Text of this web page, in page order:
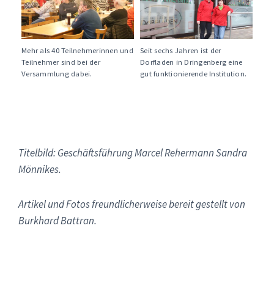
Mehr als 40 Teilnehmerinnen und
Teilnehmer sind bei der
Versammlung dabei.
Seit sechs Jahren ist der
Dorfladen in Dringenberg eine
gut funktionierende Institution.
Titelbild: Geschäftsführung Marcel Rehermann Sandra
Mönnikes.
Artikel und Fotos freundlicherweise bereit gestellt von
Burkhard Battran.